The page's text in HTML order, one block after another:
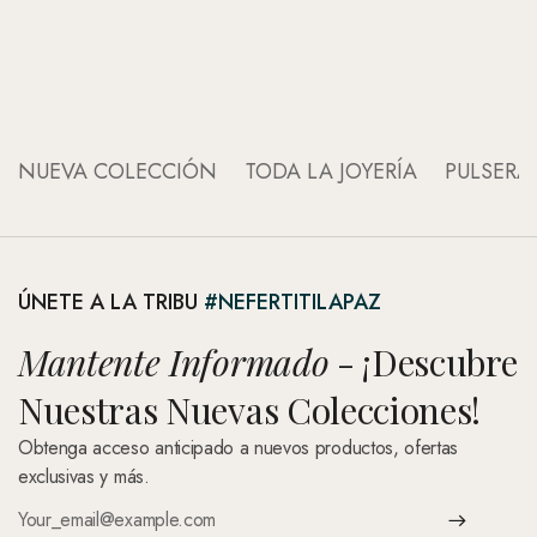
NUEVA COLECCIÓN TODA LA JOYERÍA
ÚNETE A LA TRIBU #NEFERTITILAPAZ
Mantente Informado - ¡Descubre
Nuestras Nuevas Colecciones!
Obtenga acceso anticipado a nuevos productos, ofertas
exclusivas y más.